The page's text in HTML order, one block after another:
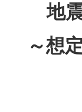
地
～想